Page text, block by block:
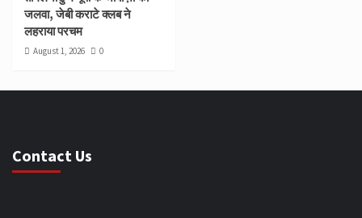
जलवा, जेबी कराटे क्लब ने
लहराया परचम
August 1, 2026 0
Contact Us